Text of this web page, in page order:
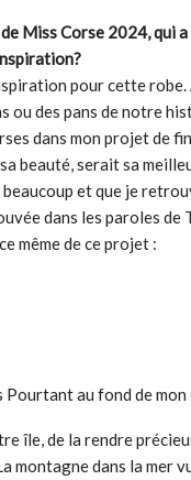
Miss Corse 2024, qui
pour cette
des pans de notre
dans mon projet de
beauté, serait sa
beaucoup et que je
dans les paroles de
même de ce projet :
Pourtant au fond de
île, de la rendre
montagne dans la mer